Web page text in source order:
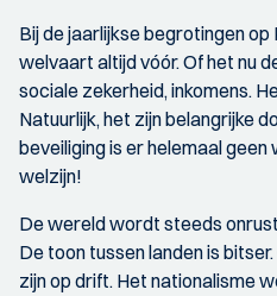
Bij de jaarlijkse begrotingen
welvaart altijd vóór. Of het nu
sociale zekerheid, inkomens.
Natuurlijk, het zijn belangrijke
beveiliging is er helemaal
welzijn!
De wereld wordt steeds
De toon tussen landen is
zijn op drift. Het nationalisme